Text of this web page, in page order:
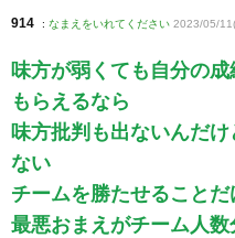
914 : なまえをいれてください 2023/05/
味方が弱くても自分の
もらえるなら
味方批判も出ないんだ
ない
チームを勝たせること
最悪おまえがチーム人